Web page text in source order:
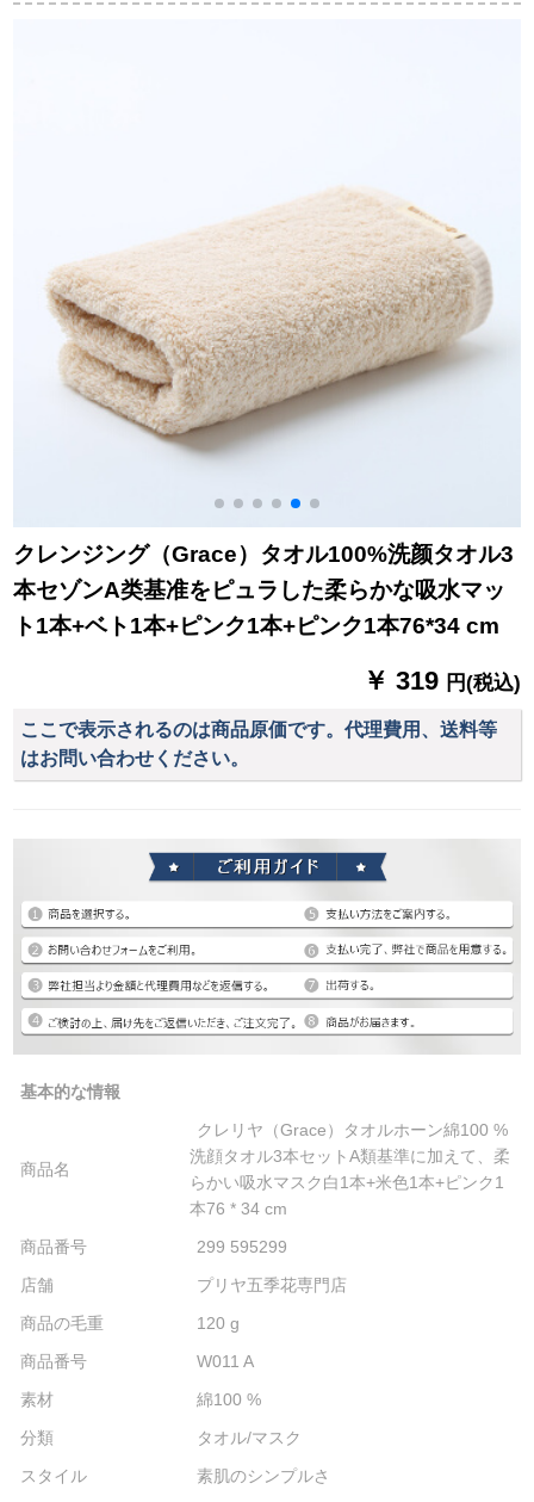
ゃんが颜タオルを拭
とした柔らかな吸水
—トの柔らかな吸水
クレンジング（Grace）タオル100%洗颜タオル3
本セゾンA类基准をピュラした柔らかな吸水マッ
ト1本+ベト1本+ピンク1本+ピンク1本76*34 cm
￥ 319 円(税込)
ここで表示されるのは商品原価です。代理費用、送料等
はお問い合わせください。
基本的な情報
商品名
クレリヤ（Grace）タオルホーン綿100 %
洗顔タオル3本セットA類基準に加えて、柔
らかい吸水マスク白1本+米色1本+ピンク1
本76 * 34 cm
商品番号
299 595299
店舗
プリヤ五季花専門店
商品の毛重
120 g
商品番号
W011 A
素材
綿100 %
分類
タオル/マスク
スタイル
素肌のシンプルさ